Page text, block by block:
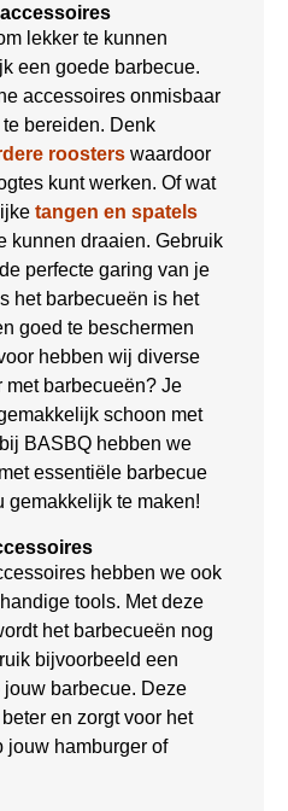
lekker te kunnen
een goede barbecue.
accessoires onmisbaar
bereiden. Denk
roosters waardoor
kunt werken. Of wat
tangen en spatels
kunnen draaien. Gebruik
perfecte garing van je
het barbecueën is het
goed te beschermen
hebben wij diverse
met barbecueën? Je
schoon met
BASBQ hebben we
essentiële barbecue
gemakkelijk te maken!
hebben we ook
tools. Met deze
het barbecueën nog
bijvoorbeeld een
jouw barbecue. Deze
en zorgt voor het
jouw hamburger of